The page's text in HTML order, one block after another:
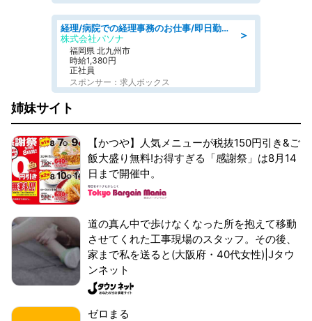
＞
経理/病院での経理事務のお仕事/即日勤務可/車通勤可/経理/一般事務
株式会社パソナ
福岡県 北九州市
時給1,380円
正社員
スポンサー：求人ボックス
姉妹サイト
【かつや】人気メニューが税抜150円引き&ご
飯大盛り無料!お得すぎる「感謝祭」は8月14
日まで開催中。
道の真ん中で歩けなくなった所を抱えて移動
させてくれた工事現場のスタッフ。その後、
家まで私を送ると(大阪府・40代女性)|Jタウ
ンネット
ゼロまる